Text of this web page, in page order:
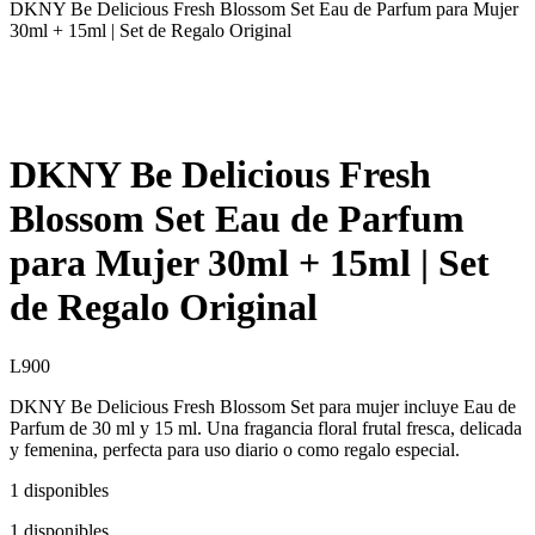
DKNY Be Delicious Fresh Blossom Set Eau de Parfum para Mujer
30ml + 15ml | Set de Regalo Original
DKNY Be Delicious Fresh
Blossom Set Eau de Parfum
para Mujer 30ml + 15ml | Set
de Regalo Original
L900
DKNY Be Delicious Fresh Blossom Set para mujer incluye Eau de
Parfum de 30 ml y 15 ml. Una fragancia floral frutal fresca, delicada
y femenina, perfecta para uso diario o como regalo especial.
1 disponibles
1 disponibles